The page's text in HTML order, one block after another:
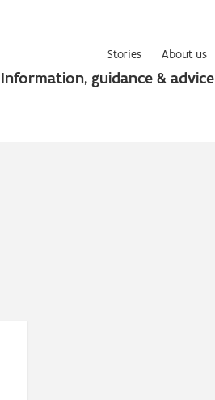
Stories About us
Information, guidance & advice